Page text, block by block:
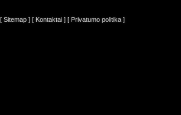
[ Sitemap ] [ Kontaktai ] [ Privatumo politika ]